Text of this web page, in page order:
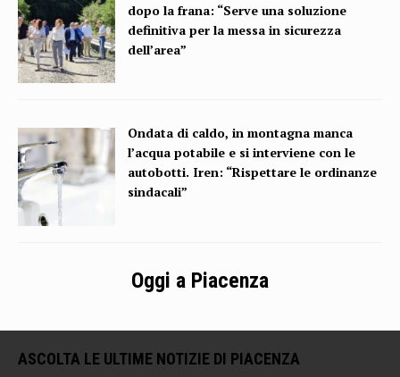
dopo la frana: “Serve una soluzione
definitiva per la messa in sicurezza
dell’area”
Ondata di caldo, in montagna manca
l’acqua potabile e si interviene con le
autobotti. Iren: “Rispettare le ordinanze
sindacali”
Oggi a Piacenza
ASCOLTA LE ULTIME NOTIZIE DI PIACENZA